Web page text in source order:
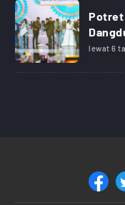
Potret
lewat 6